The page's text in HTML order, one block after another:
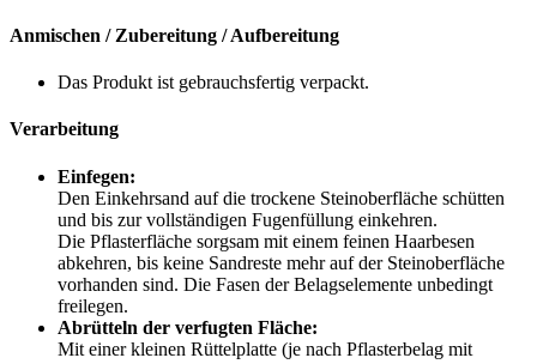
Anmischen / Zubereitung / Aufbereitung
Das Produkt ist gebrauchsfertig verpackt.
Verarbeitung
Einfegen:
Den Einkehrsand auf die trockene Steinoberfläche schütten
und bis zur vollständigen Fugenfüllung einkehren.
Die Pflasterfläche sorgsam mit einem feinen Haarbesen
abkehren, bis keine Sandreste mehr auf der Steinoberfläche
vorhanden sind. Die Fasen der Belagselemente unbedingt
freilegen.
Abrütteln der verfugten Fläche:
Mit einer kleinen Rüttelplatte (je nach Pflasterbelag mit